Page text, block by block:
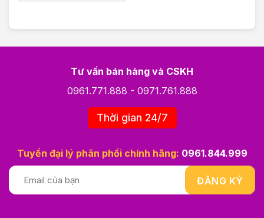
Tư vấn bán hàng và CSKH
0961.771.888 - 0971.761.888
Thời gian 24/7
Tuyển đại lý phân phối chính hãng: 0961.844.999